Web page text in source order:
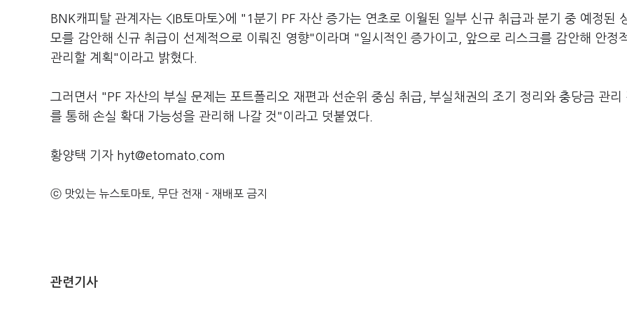
BNK캐피탈 관계자는 <IB토마토>에 "1분기 PF 자산 증가는 연초로 이월된 일부 신규 취급과 분기 중 예정된
모를 감안해 신규 취급이 선제적으로 이뤄진 영향"이라며 "일시적인 증가이고, 앞으로 리스크를 감안해 안정
관리할 계획"이라고 밝혔다.
그러면서 "PF 자산의 부실 문제는 포트폴리오 재편과 선순위 중심 취급, 부실채권의 조기 정리와 충당금 관리
를 통해 손실 확대 가능성을 관리해 나갈 것"이라고 덧붙였다.
황양택 기자 hyt@etomato.com
ⓒ 맛있는 뉴스토마토, 무단 전재 - 재배포 금지
관련기사